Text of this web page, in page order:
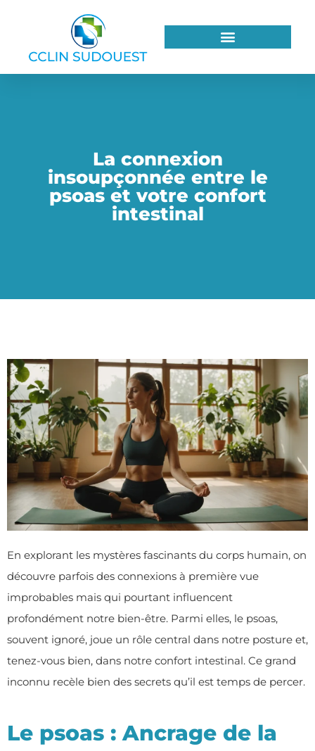
La connexion
insoupçonnée entre le
psoas et votre confort
intestinal
En explorant les mystères fascinants du corps humain, on
découvre parfois des connexions à première vue
improbables mais qui pourtant influencent
profondément notre bien-être. Parmi elles, le psoas,
souvent ignoré, joue un rôle central dans notre posture et,
tenez-vous bien, dans notre confort intestinal. Ce grand
inconnu recèle bien des secrets qu’il est temps de percer.
Le psoas : Ancrage de la